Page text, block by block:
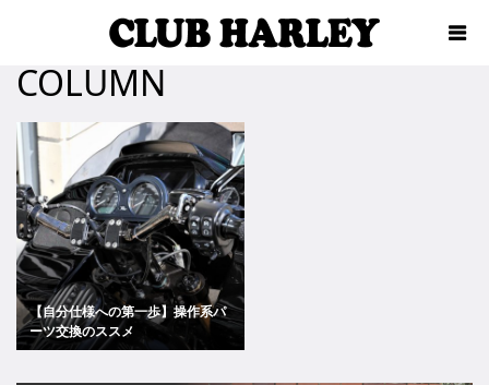
COLUMN
【自分仕様への第一歩】操作系パ
ーツ交換のススメ